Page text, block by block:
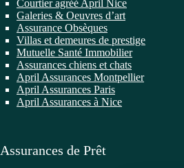
Courtier agréé April Nice
Galeries & Oeuvres d’art
Assurance Obsèques
Villas et demeures de prestige
Mutuelle Santé Immobilier
Assurances chiens et chats
April Assurances Montpellier
April Assurances Paris
April Assurances à Nice
Assurances de Prêt